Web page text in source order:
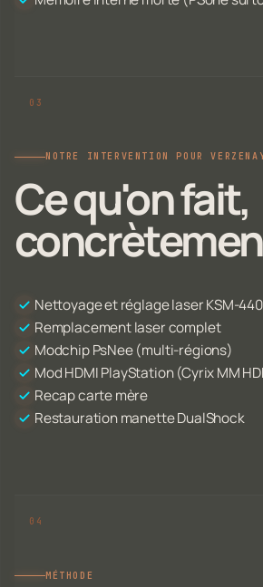
NOTRE INTERVENTION POUR
Ce qu'on fait,
Nettoyage et réglage laser KSM-440
Remplacement laser complet
Modchip PsNee (multi-régions)
Mod HDMI PlayStation (Cyrix MM
Recap carte mère
Restauration manette DualShock
MÉTHODE